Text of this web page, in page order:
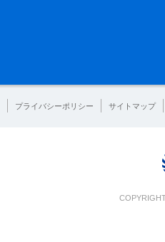
プライバシーポリシー サイトマップ